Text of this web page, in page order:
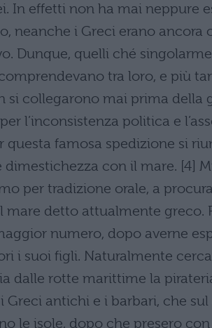
In effetti non ha mai neppure
neanche i Greci erano
Dunque, quelli ché
tra loro, e più
si collegarono mai prima della
l’inconsistenza politica e
questa famosa spedizione si
dimestichezza con il mare. [4]
per tradizione orale, a
mare detto attualmente greco.
numero, dopo averne
i suoi figli. Naturalmente
dalle rotte marittime la
Greci antichi e i barbari, che
le isole, dopo che presero